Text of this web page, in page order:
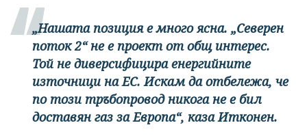
„Нашата позиция е много ясна. „Северен
поток 2“ не е проект от общ интерес.
Той не диверсифицира енергийните
източници на ЕС. Искам да отбележа, че
по този тръбопровод никога не е бил
доставян газ за Европа“, каза Итконен.